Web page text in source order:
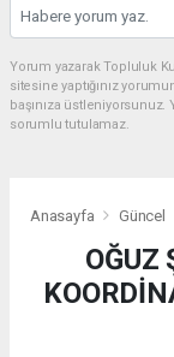
Yorum yazarak Topluluk
sitesine yaptığınız
başınıza
sorumlu tutulamaz.
Anasayfa Güncel
OĞUZ